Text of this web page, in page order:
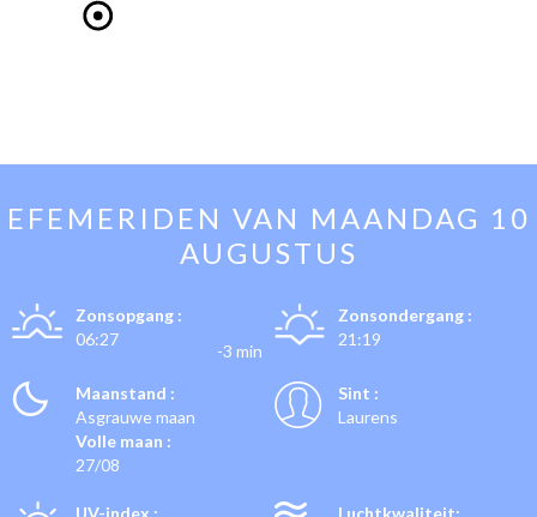
EFEMERIDEN VAN MAANDAG 10
AUGUSTUS
Zonsopgang :
06:27
-3 min
Zonsondergang :
21:19
Maanstand :
Asgrauwe maan
Volle maan :
27/08
Sint :
Laurens
UV-index : Luchtkwaliteit: